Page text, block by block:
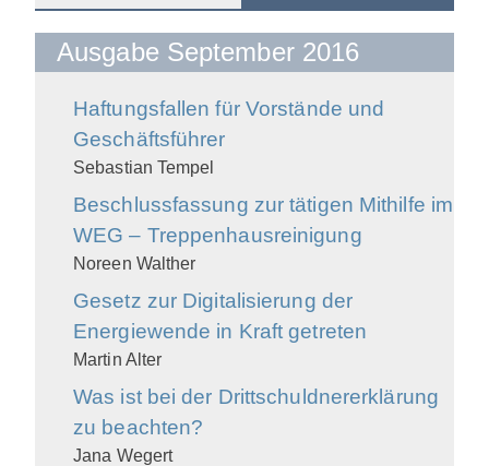
Ausgabe September 2016
Haftungsfallen für Vorstände und
Geschäftsführer
Sebastian Tempel
Beschlussfassung zur tätigen Mithilfe im
WEG – Treppenhausreinigung
Noreen Walther
Gesetz zur Digitalisierung der
Energiewende in Kraft getreten
Martin Alter
Was ist bei der Drittschuldnererklärung
zu beachten?
Jana Wegert